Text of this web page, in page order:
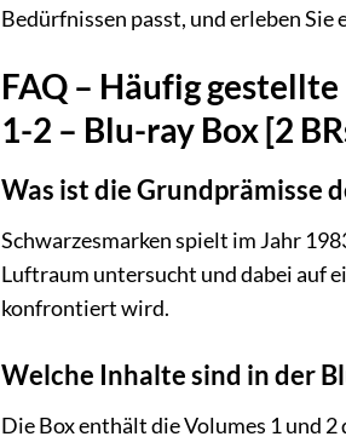
Bedürfnissen passt, und erleben
FAQ – Häufig
1-2 – Blu-ray Box [2
Was ist die Grundprämisse
Schwarzesmarken spielt im Jahr
Luftraum untersucht und dabei auf
konfrontiert wird.
Welche Inhalte sind in der
Die Box enthält die Volumes 1 und